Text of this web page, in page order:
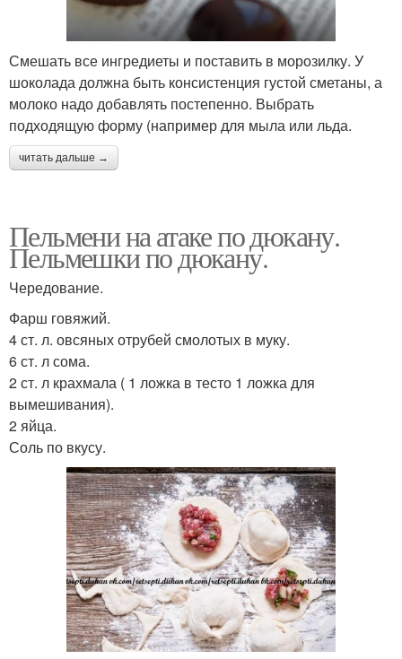
Смешать все ингредиеты и поставить в морозилку. У
шоколада должна быть консистенция густой сметаны, а
молоко надо добавлять постепенно. Выбрать
подходящую форму (например для мыла или льда.
читать дальше →
Пельмени на атаке по дюкану.
Пельмешки по дюкану.
Чередование.
Фарш говяжий.
4 ст. л. овсяных отрубей смолотых в муку.
6 ст. л сома.
2 ст. л крахмала ( 1 ложка в тесто 1 ложка для
вымешивания).
2 яйца.
Соль по вкусу.